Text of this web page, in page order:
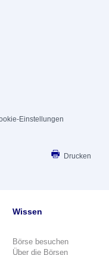
Einstellungen
Drucken
Wissen
Börse besuchen
Über die Börsen